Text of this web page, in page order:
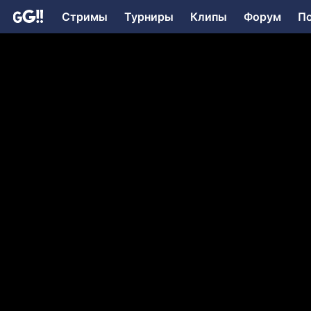
Стримы Турниры Клипы Форум